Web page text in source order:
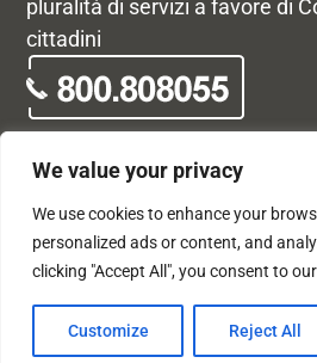
We value your privacy
We use cookies to enhance your
personalized ads or content, and
clicking "Accept All", you consent to
Customize Reject All
pluralità di servizi a favore di
cittadini
© Acea Pinerolese Industriale S.p.a. –
Vigone 42 - 10064 Pinerolo - P. Iva e
Torino 05059960012 - Capitale Sociale
33.915.698,68 REA di Torino: 680448